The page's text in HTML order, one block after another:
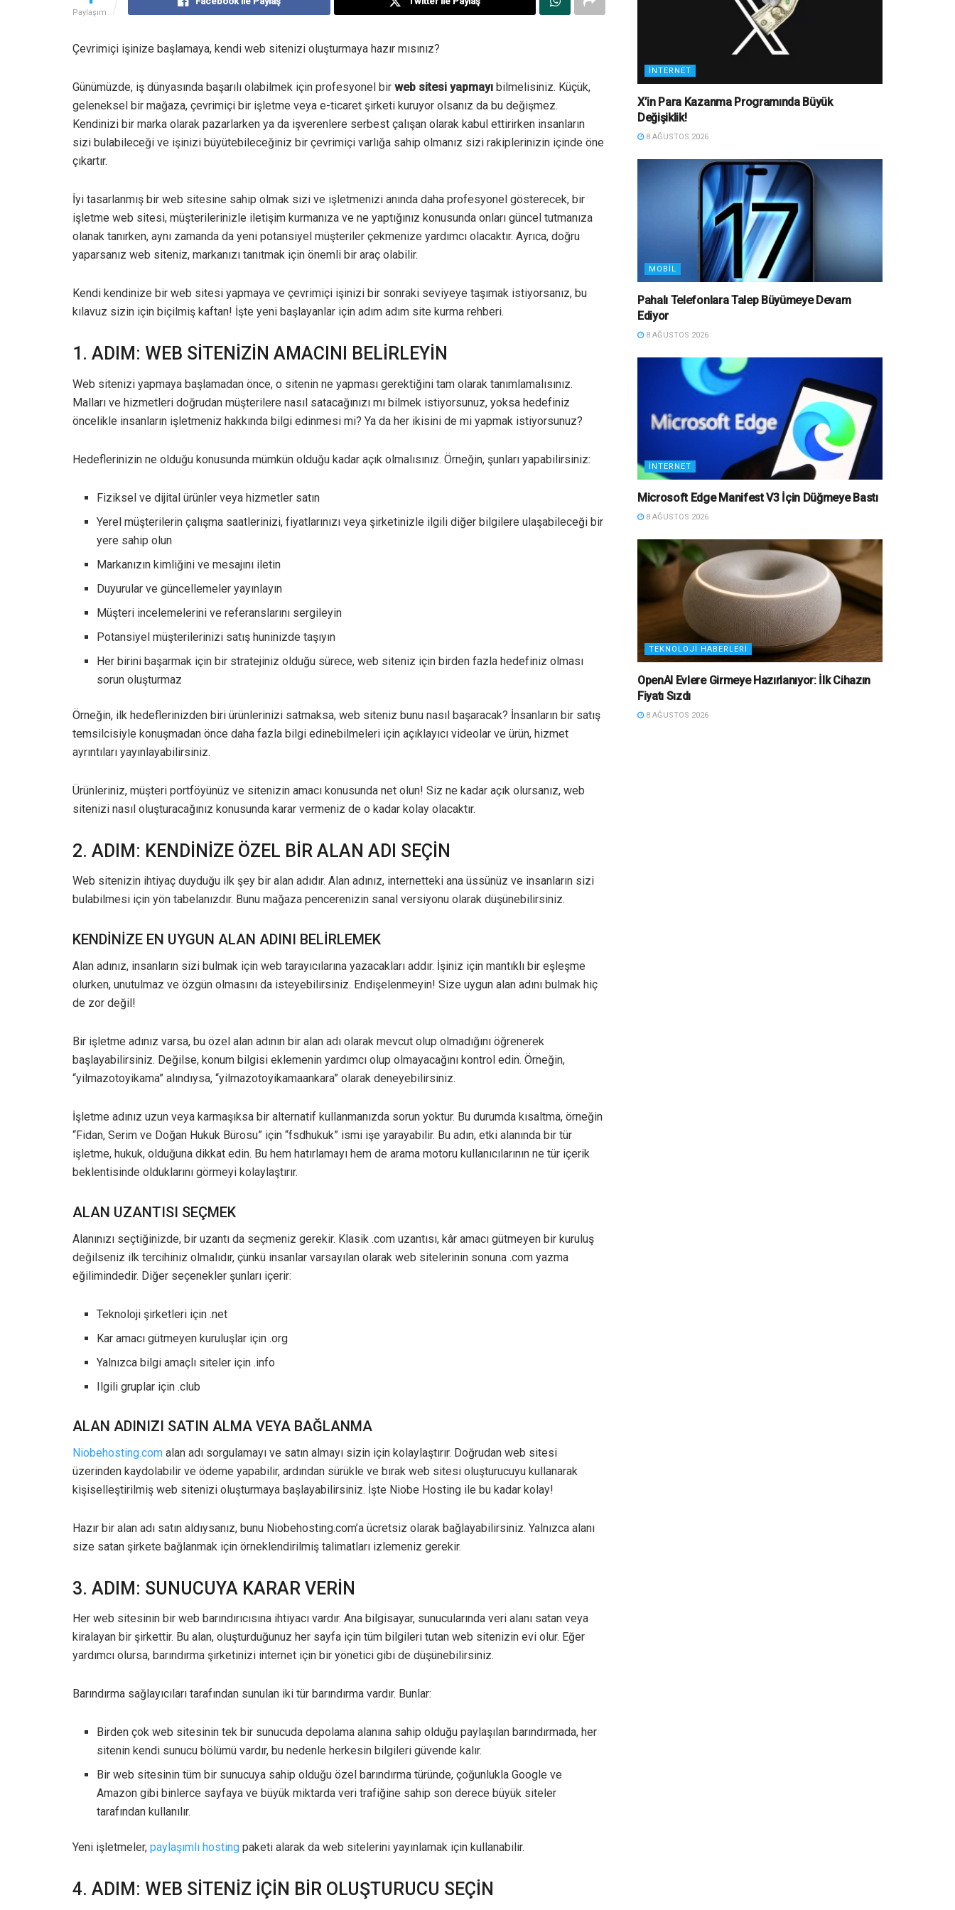
Paylaşım
Çevrimiçi işinize başlamaya, kendi web sitenizi oluşturmaya hazır mısınız?
Günümüzde, iş dünyasında başarılı olabilmek için profesyonel bir web sitesi yapmayı bilmelisiniz. Küçük,
geleneksel bir mağaza, çevrimiçi bir işletme veya e-ticaret şirketi kuruyor olsanız da bu değişmez.
Kendinizi bir marka olarak pazarlarken ya da işverenlere serbest çalışan olarak kabul ettirirken insanların
sizi bulabileceği ve işinizi büyütebileceğiniz bir çevrimiçi varlığa sahip olmanız sizi rakiplerinizin içinde öne
çıkartır.
İyi tasarlanmış bir web sitesine sahip olmak sizi ve işletmenizi anında daha profesyonel gösterecek, bir
işletme web sitesi, müşterilerinizle iletişim kurmanıza ve ne yaptığınız konusunda onları güncel tutmanıza
olanak tanırken, aynı zamanda da yeni potansiyel müşteriler çekmenize yardımcı olacaktır. Ayrıca, doğru
yaparsanız web siteniz, markanızı tanıtmak için önemli bir araç olabilir.
Kendi kendinize bir web sitesi yapmaya ve çevrimiçi işinizi bir sonraki seviyeye taşımak istiyorsanız, bu
kılavuz sizin için biçilmiş kaftan! İşte yeni başlayanlar için adım adım site kurma rehberi.
1. ADIM: WEB SİTENİZİN AMACINI BELİRLEYİN
Web sitenizi yapmaya başlamadan önce, o sitenin ne yapması gerektiğini tam olarak tanımlamalısınız.
Malları ve hizmetleri doğrudan müşterilere nasıl satacağınızı mı bilmek istiyorsunuz, yoksa hedefiniz
öncelikle insanların işletmeniz hakkında bilgi edinmesi mi? Ya da her ikisini de mi yapmak istiyorsunuz?
Hedeflerinizin ne olduğu konusunda mümkün olduğu kadar açık olmalısınız. Örneğin, şunları yapabilirsiniz:
Fiziksel ve dijital ürünler veya hizmetler satın
Yerel müşterilerin çalışma saatlerinizi, fiyatlarınızı veya şirketinizle ilgili diğer bilgilere ulaşabileceği bir
yere sahip olun
Markanızın kimliğini ve mesajını iletin
Duyurular ve güncellemeler yayınlayın
Müşteri incelemelerini ve referanslarını sergileyin
Potansiyel müşterilerinizi satış huninizde taşıyın
Her birini başarmak için bir stratejiniz olduğu sürece, web siteniz için birden fazla hedefiniz olması
sorun oluşturmaz
Örneğin, ilk hedeflerinizden biri ürünlerinizi satmaksa, web siteniz bunu nasıl başaracak? İnsanların bir satış
temsilcisiyle konuşmadan önce daha fazla bilgi edinebilmeleri için açıklayıcı videolar ve ürün, hizmet
ayrıntıları yayınlayabilirsiniz.
Ürünleriniz, müşteri portföyünüz ve sitenizin amacı konusunda net olun! Siz ne kadar açık olursanız, web
sitenizi nasıl oluşturacağınız konusunda karar vermeniz de o kadar kolay olacaktır.
2. ADIM: KENDİNİZE ÖZEL BİR ALAN ADI SEÇİN
Web sitenizin ihtiyaç duyduğu ilk şey bir alan adıdır. Alan adınız, internetteki ana üssünüz ve insanların sizi
bulabilmesi için yön tabelanızdır. Bunu mağaza pencerenizin sanal versiyonu olarak düşünebilirsiniz.
KENDİNİZE EN UYGUN ALAN ADINI BELİRLEMEK
Alan adınız, insanların sizi bulmak için web tarayıcılarına yazacakları addır. İşiniz için mantıklı bir eşleşme
olurken, unutulmaz ve özgün olmasını da isteyebilirsiniz. Endişelenmeyin! Size uygun alan adını bulmak hiç
de zor değil!
Bir işletme adınız varsa, bu özel alan adının bir alan adı olarak mevcut olup olmadığını öğrenerek
başlayabilirsiniz. Değilse, konum bilgisi eklemenin yardımcı olup olmayacağını kontrol edin. Örneğin,
“yilmazotoyikama” alındıysa, “yilmazotoyikamaankara” olarak deneyebilirsiniz.
İşletme adınız uzun veya karmaşıksa bir alternatif kullanmanızda sorun yoktur. Bu durumda kısaltma, örneğin
“Fidan, Serim ve Doğan Hukuk Bürosu” için “fsdhukuk” ismi işe yarayabilir. Bu adın, etki alanında bir tür
işletme, hukuk, olduğuna dikkat edin. Bu hem hatırlamayı hem de arama motoru kullanıcılarının ne tür içerik
beklentisinde olduklarını görmeyi kolaylaştırır.
ALAN UZANTISI SEÇMEK
Alanınızı seçtiğinizde, bir uzantı da seçmeniz gerekir. Klasik .com uzantısı, kâr amacı gütmeyen bir kuruluş
değilseniz ilk tercihiniz olmalıdır, çünkü insanlar varsayılan olarak web sitelerinin sonuna .com yazma
eğilimindedir. Diğer seçenekler şunları içerir:
Teknoloji şirketleri için .net
Kar amacı gütmeyen kuruluşlar için .org
Yalnızca bilgi amaçlı siteler için .info
Ilgili gruplar için .club
ALAN ADINIZI SATIN ALMA VEYA BAĞLANMA
Niobehosting.com alan adı sorgulamayı ve satın almayı sizin için kolaylaştırır. Doğrudan web sitesi
üzerinden kaydolabilir ve ödeme yapabilir, ardından sürükle ve bırak web sitesi oluşturucuyu kullanarak
kişiselleştirilmiş web sitenizi oluşturmaya başlayabilirsiniz. İşte Niobe Hosting ile bu kadar kolay!
Hazır bir alan adı satın aldıysanız, bunu Niobehosting.com’a ücretsiz olarak bağlayabilirsiniz. Yalnızca alanı
size satan şirkete bağlanmak için örneklendirilmiş talimatları izlemeniz gerekir.
3. ADIM: SUNUCUYA KARAR VERİN
Her web sitesinin bir web barındırıcısına ihtiyacı vardır. Ana bilgisayar, sunucularında veri alanı satan veya
kiralayan bir şirkettir. Bu alan, oluşturduğunuz her sayfa için tüm bilgileri tutan web sitenizin evi olur. Eğer
yardımcı olursa, barındırma şirketinizi internet için bir yönetici gibi de düşünebilirsiniz.
Barındırma sağlayıcıları tarafından sunulan iki tür barındırma vardır. Bunlar:
Birden çok web sitesinin tek bir sunucuda depolama alanına sahip olduğu paylaşılan barındırmada, her
sitenin kendi sunucu bölümü vardır, bu nedenle herkesin bilgileri güvende kalır.
Bir web sitesinin tüm bir sunucuya sahip olduğu özel barındırma türünde, çoğunlukla Google ve
Amazon gibi binlerce sayfaya ve büyük miktarda veri trafiğine sahip son derece büyük siteler
tarafından kullanılır.
Yeni işletmeler, paylaşımlı hosting paketi alarak da web sitelerini yayınlamak için kullanabilir.
4. ADIM: WEB SİTENİZ İÇİN BİR OLUŞTURUCU SEÇİN
İNTERNET
X’in Para Kazanma Programında Büyük
Değişiklik!
8 AĞUSTOS 2026
MOBIL
Pahalı Telefonlara Talep Büyümeye Devam
Ediyor
8 AĞUSTOS 2026
İNTERNET
Microsoft Edge Manifest V3 İçin Düğmeye Bastı
8 AĞUSTOS 2026
TEKNOLOJI HABERLERI
OpenAI Evlere Girmeye Hazırlanıyor: İlk Cihazın
Fiyatı Sızdı
8 AĞUSTOS 2026